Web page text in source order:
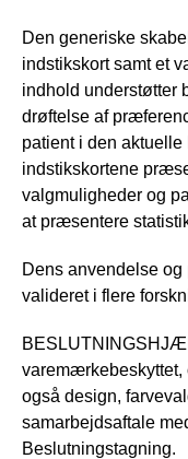
Den generiske
indstikskort samt et
indhold understøtter
drøftelse af
patient i den
indstikskortene
valgmuligheder og
at præsentere
Dens anvendelse
valideret i flere
også design,
samarbejdsaftale
Beslutningstagning.